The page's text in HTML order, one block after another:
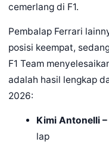
cemerlang di F1.
Pembalap Ferrari
posisi keempat,
F1 Team
adalah hasil lengkap
2026:
Kimi Antonelli
lap